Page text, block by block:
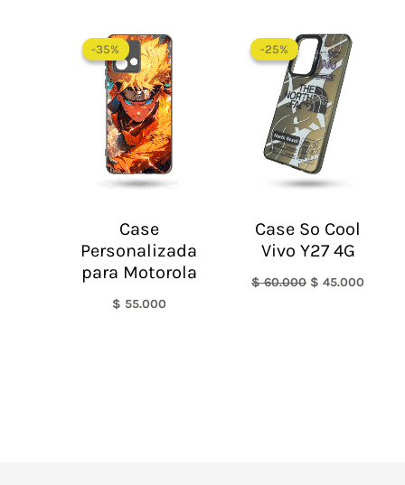
-35%
-35%
Case
Personalizada
para Motorola
$ 55.000
-25%
-25%
Case So Cool
Vivo Y27 4G
$60.000
precio
original
era:
$ 60.000.
$ 45.000